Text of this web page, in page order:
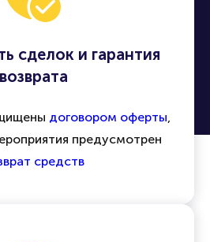
сделок и гарантия
возврата
договором оферты
предусмотрен
средств